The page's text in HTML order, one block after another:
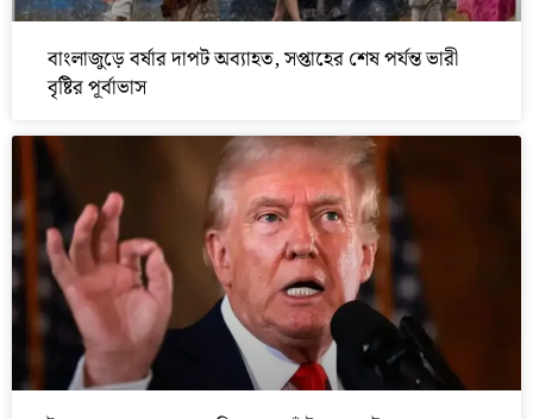
বাংলাজুড়ে বর্ষার দাপট অব্যাহত, সপ্তাহের শেষ পর্যন্ত ভারী
বৃষ্টির পূর্বাভাস